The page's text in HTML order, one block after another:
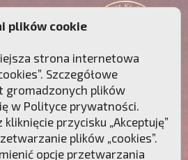
plików cookie
strona internetowa
Szczegółowe
gromadzonych plików
w Polityce prywatności.
przycisku „Akceptuję”
plików „cookies”.
opcje przetwarzania